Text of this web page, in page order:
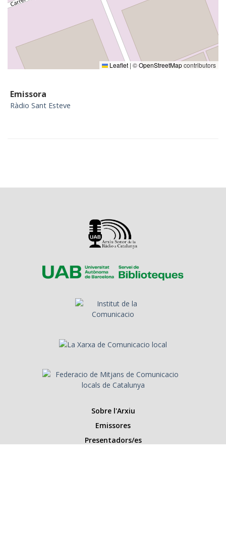
Leaflet | ©OpenStreetMapcontributors
Emissora
Ràdio Sant Esteve
Sobre l'Arxiu
Emissores
Presentadors/es